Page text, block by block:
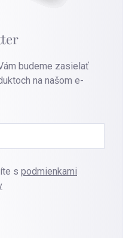
budeme zasielať
na našom e-
s podmienkami